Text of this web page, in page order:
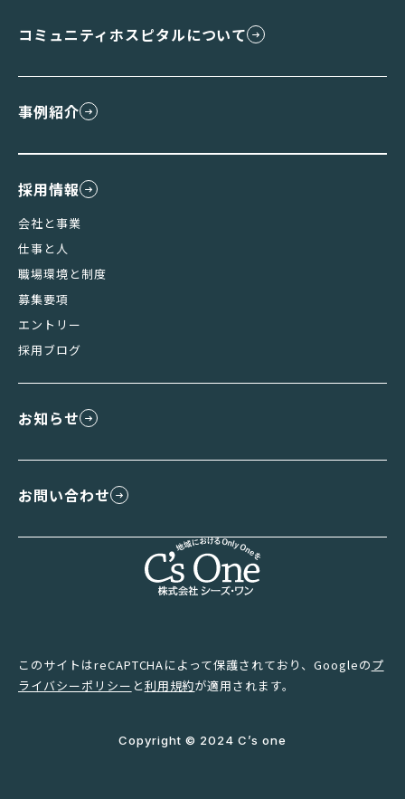
このサイトはreCAPTCHAによって保護されており、Googleのプ
ライバシーポリシー と利用規約が適用されます。
Copyright © 2024 C’s one
コミュニティホスピタルについて
事例紹介
採用情報
会社と事業
仕事と人
職場環境と制度
募集要項
エントリー
採用ブログ
お知らせ
お問い合わせ